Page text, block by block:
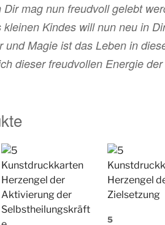
mag nun freudvoll gelebt
Kindes will nun neu in
und Magie ist das Leben in
dieser freudvollen Energie der
5